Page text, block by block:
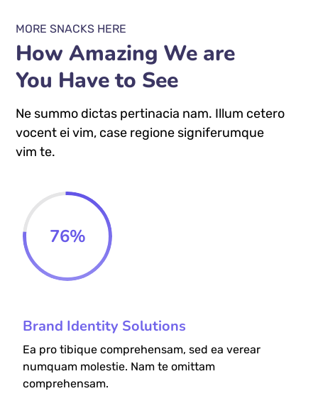
MORE SNACKS HERE
How Amazing We are
You Have to See
Ne summo dictas pertinacia nam. Illum cetero
vocent ei vim, case regione signiferumque
vim te.
76%
Brand Identity Solutions
Ea pro tibique comprehensam, sed ea verear
numquam molestie. Nam te omittam
comprehensam.